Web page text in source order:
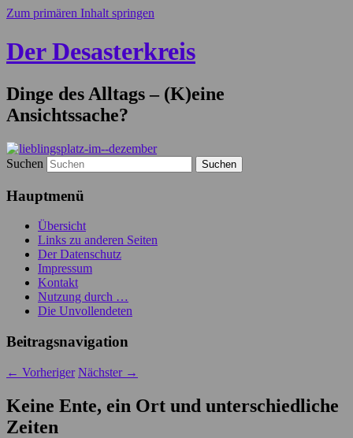
Zum primären Inhalt springen
Der Desasterkreis
Dinge des Alltags – (K)eine
Ansichtssache?
Suchen
Hauptmenü
Übersicht
Links zu anderen Seiten
Der Datenschutz
Impressum
Kontakt
Nutzung durch …
Die Unvollendeten
Beitragsnavigation
← Vorheriger Nächster →
Keine Ente, ein Ort und unterschiedliche
Zeiten